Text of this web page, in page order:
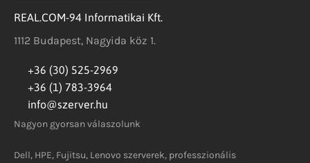
REAL.COM-94 Informatikai Kft.
1112 Budapest, Nagyida köz 1.
+36 (30) 525-2969
+36 (1) 783-3964
info@szerver.hu
Nagyon gyorsan válaszolunk
Dell, HPE, Fujitsu, Lenovo szerverek, professzionális